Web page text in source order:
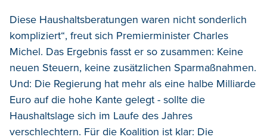
Diese Haushaltsberatungen waren nicht sonderlich
kompliziert“, freut sich Premierminister Charles
Michel. Das Ergebnis fasst er so zusammen: Keine
neuen Steuern, keine zusätzlichen Sparmaßnahmen.
Und: Die Regierung hat mehr als eine halbe Milliarde
Euro auf die hohe Kante gelegt - sollte die
Haushaltslage sich im Laufe des Jahres
verschlechtern. Für die Koalition ist klar: Die